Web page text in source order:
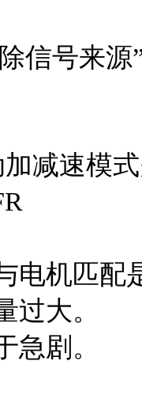
号来源
减速模式
机匹配
大。
剧。